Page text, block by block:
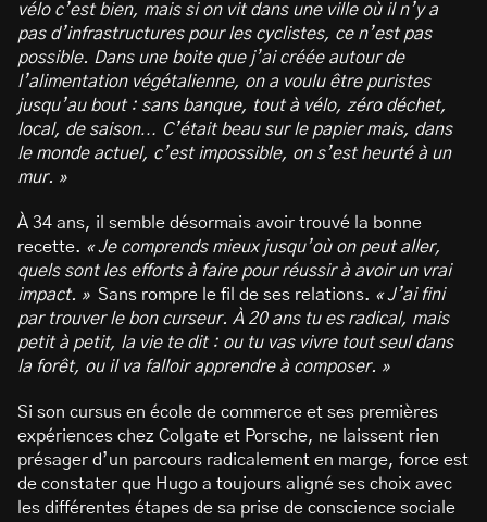
vélo c’est bien, mais si on vit dans une ville où il n’y a
pas d’infrastructures pour les cyclistes, ce n’est pas
possible. Dans une boite que j’ai créée autour de
l’alimentation végétalienne, on a voulu être puristes
jusqu’au bout : sans banque, tout à vélo, zéro déchet,
local, de saison… C’était beau sur le papier mais, dans
le monde actuel, c’est impossible, on s’est heurté à un
mur. »
À 34 ans, il semble désormais avoir trouvé la bonne
recette. « Je comprends mieux jusqu’où on peut aller,
quels sont les efforts à faire pour réussir à avoir un vrai
impact. » Sans rompre le fil de ses relations. « J’ai fini
par trouver le bon curseur. À 20 ans tu es radical, mais
petit à petit, la vie te dit : ou tu vas vivre tout seul dans
la forêt, ou il va falloir apprendre à composer. »
Si son cursus en école de commerce et ses premières
expériences chez Colgate et Porsche, ne laissent rien
présager d’un parcours radicalement en marge, force est
de constater que Hugo a toujours aligné ses choix avec
les différentes étapes de sa prise de conscience sociale